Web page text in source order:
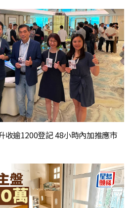
收逾1200登記 48小時內加推應市